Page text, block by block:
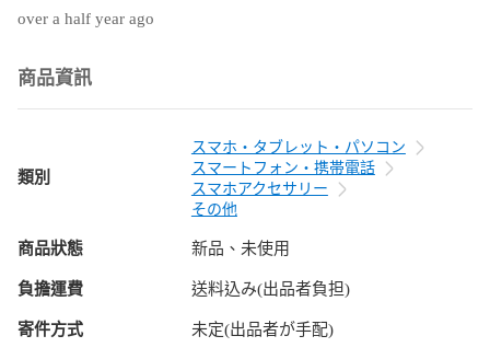
る。一指着る式で、指がリングに通り抜け、片手で携帯を操
【マグネット対応】：マグネット対応金属板付きで、マグネ
ット式の車載ホルダーに強く吸着する、とっても便利！
【重要な注意】リング部分はマグネットので、携帯ケースと
一体になっており、イヤレス充電ができません。充電すると
きはケースを外してください。
Sonyのデザインも損なわず薄型設計* ケースの薄さはわずか
0.8MMで、Sonyの美しさそのままにさらに美しく。 取り付け
います。
over a half year ago
商品資訊
類別
スマホ・タブレット・パソコン
スマートフォン・携帯電話
スマホアクセサリー
その他
商品狀態 新品、未使用
負擔運費 送料込み(出品者負担)
寄件方式 未定(出品者が手配)